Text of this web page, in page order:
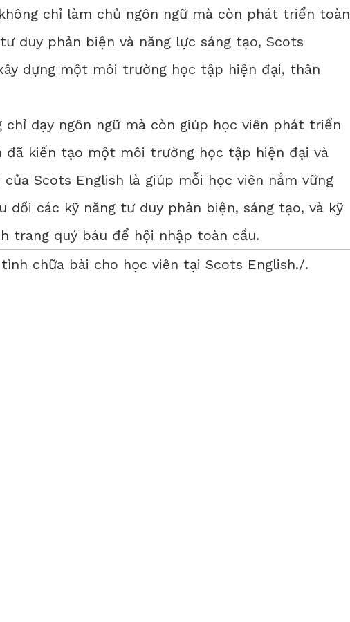
chỉ làm chủ ngôn ngữ mà còn phát triển toàn
duy phản biện và năng lực sáng tạo, Scots
dựng một môi trường học tập hiện đại, thân
chỉ dạy ngôn ngữ mà còn giúp học viên phát triển
đã kiến tạo một môi trường học tập hiện đại và
Scots English là giúp mỗi học viên nắm vững
dồi các kỹ năng tư duy phản biện, sáng tạo, và kỹ
trang quý báu để hội nhập toàn cầu.